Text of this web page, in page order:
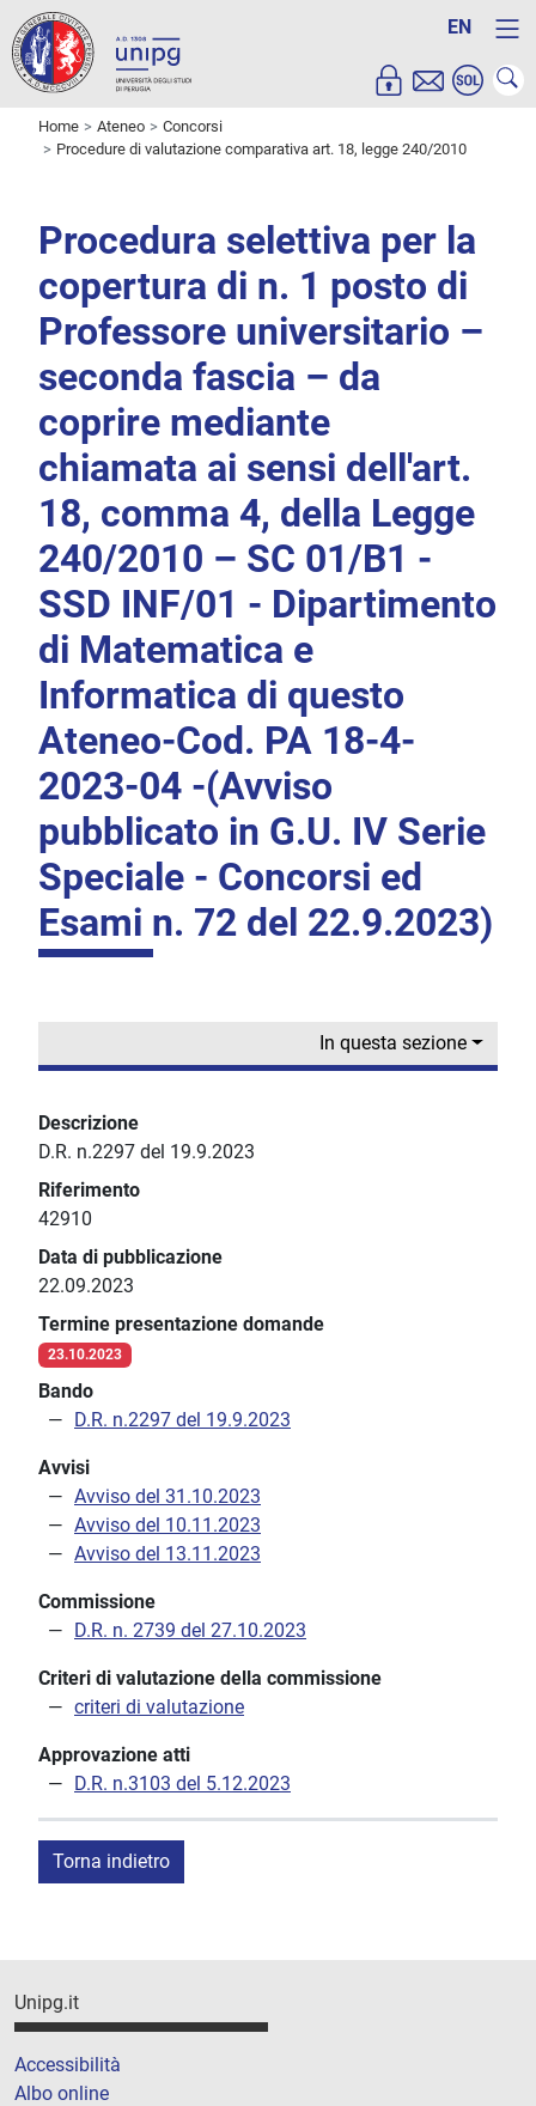
EN
Home Ateneo
Concorsi
Procedure di valutazione comparativa art. 18, legge 240/2010
Procedura selettiva per la
copertura di n. 1 posto di
Professore universitario –
seconda fascia – da
coprire mediante
chiamata ai sensi dell'art.
18, comma 4, della Legge
240/2010 – SC 01/B1 -
SSD INF/01 - Dipartimento
di Matematica e
Informatica di questo
Ateneo-Cod. PA 18-4-
2023-04 -(Avviso
pubblicato in G.U. IV Serie
Speciale - Concorsi ed
Esami n. 72 del 22.9.2023)
In questa sezione
Descrizione
D.R. n.2297 del 19.9.2023
Riferimento
42910
Data di pubblicazione
22.09.2023
Termine presentazione domande
23.10.2023
Bando
D.R. n.2297 del 19.9.2023
Avvisi
Avviso del 31.10.2023
Avviso del 10.11.2023
Avviso del 13.11.2023
Commissione
D.R. n. 2739 del 27.10.2023
Criteri di valutazione della commissione
criteri di valutazione
Approvazione atti
D.R. n.3103 del 5.12.2023
Torna indietro
Unipg.it
Accessibilità
Albo online